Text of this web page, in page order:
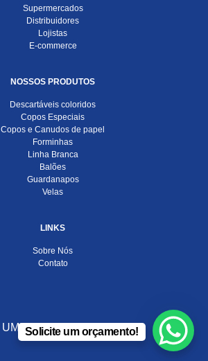
Supermercados
Distribuidores
Lojistas
E-commerce
NOSSOS PRODUTOS
Descartáveis coloridos
Copos Especiais
Copos e Canudos de papel
Forminhas
Linha Branca
Balões
Guardanapos
Velas
LINKS
Sobre Nós
Contato
UMA EMPRESA DO
Solicite um orçamento!